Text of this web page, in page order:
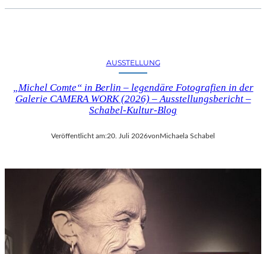
AUSSTELLUNG
„Michel Comte“ in Berlin – legendäre Fotografien in der
Galerie CAMERA WORK (2026) – Ausstellungsbericht –
Schabel-Kultur-Blog
Veröffentlicht am:20. Juli 2026von Michaela Schabel